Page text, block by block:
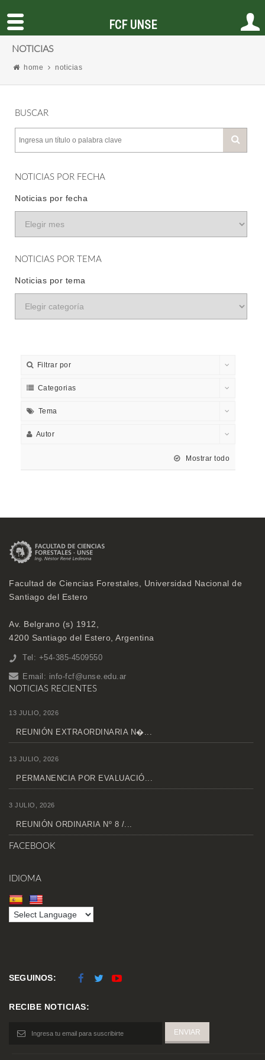
NOTICIAS
home noticias
BUSCAR
NOTICIAS POR FECHA
Noticias por fecha
NOTICIAS POR TEMA
Noticias por tema
Filtrar por
Categorias
Tema
Autor
Mostrar todo
Facultad de Ciencias Forestales, Universidad Nacional de
Santiago del Estero
Av. Belgrano (s) 1912,
4200 Santiago del Estero, Argentina
Tel: +54-385-4509550
Email: info-fcf@unse.edu.ar
NOTICIAS RECIENTES
13 JULIO, 2026
REUNIÓN EXTRAORDINARIA N�...
13 JULIO, 2026
PERMANENCIA POR EVALUACIÓ...
3 JULIO, 2026
REUNIÓN ORDINARIA Nº 8 /...
FACEBOOK
IDIOMA
SEGUINOS:
RECIBE NOTICIAS:
FCF UNSE